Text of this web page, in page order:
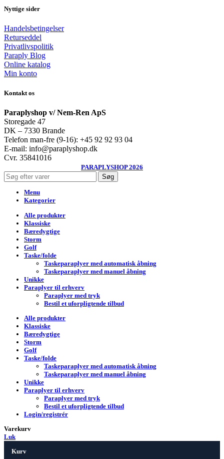
Nyttige sider
Handelsbetingelser
Returseddel
Privatlivspolitik
Paraply Blog
Online katalog
Min konto
Kontakt os
Paraplyshop v/ Nem-Ren ApS
Storegade 47
DK – 7330 Brande
Telefon man-fre (9-16): +45 92 92 93 04
E-mail: info@paraplyshop.dk
Cvr. 35841016
PARAPLYSHOP 2026
Søg
Menu
Kategorier
Alle produkter
Klassiske
Bæredygtige
Storm
Golf
Taske/folde
Taskeparaplyer med automatisk åbning
Taskeparaplyer med manuel åbning
Unikke
Paraplyer til erhverv
Paraplyer med tryk
Bestil et uforpligtende tilbud
Alle produkter
Klassiske
Bæredygtige
Storm
Golf
Taske/folde
Taskeparaplyer med automatisk åbning
Taskeparaplyer med manuel åbning
Unikke
Paraplyer til erhverv
Paraplyer med tryk
Bestil et uforpligtende tilbud
Login/registrér
Varekurv
Luk
Kurv